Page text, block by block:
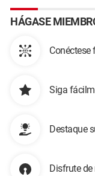
HÁGASE
Conéctese
Siga
Destaque
Disfrute